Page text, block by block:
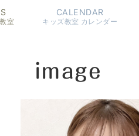
室
CALENDAR
キッズ教室 カレンダー
image